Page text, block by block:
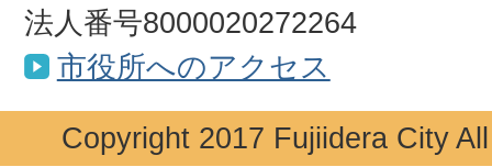
法人番号8000020272264
市役所へのアクセス
Copyright 2017 Fujiidera City